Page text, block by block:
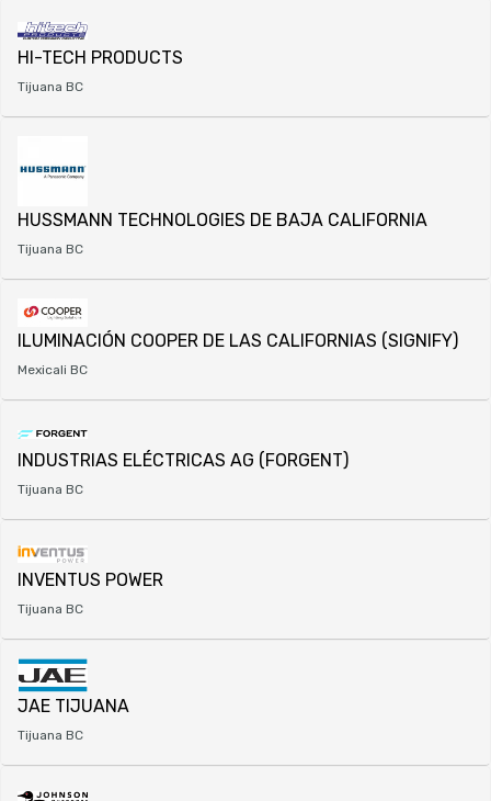
HI-TECH PRODUCTS
Tijuana BC
HUSSMANN TECHNOLOGIES DE BAJA CALIFORNIA
Tijuana BC
ILUMINACIÓN COOPER DE LAS CALIFORNIAS (SIGNIFY)
Mexicali BC
INDUSTRIAS ELÉCTRICAS AG (FORGENT)
Tijuana BC
INVENTUS POWER
Tijuana BC
JAE TIJUANA
Tijuana BC